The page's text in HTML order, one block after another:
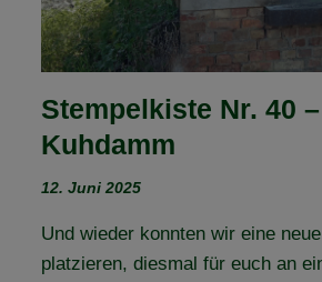
Stempelkiste Nr. 40
Kuhdamm
12. Juni 2025
Und wieder konnten wir eine
platzieren, diesmal für euch an